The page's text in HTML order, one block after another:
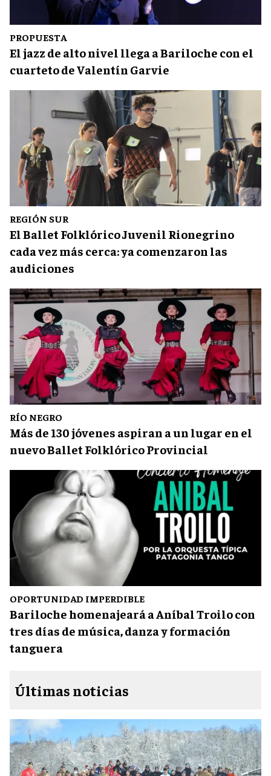
PROPUESTA
El jazz de alto nivel llega a Bariloche con el
cuarteto de Valentín Garvie
REGIÓN SUR
El Ballet Folklórico Juvenil Rionegrino
cada vez más cerca: ya comenzaron las
audiciones
RÍO NEGRO
Más de 130 jóvenes aspiran a un lugar en el
nuevo Ballet Folklórico Provincial
OPORTUNIDAD IMPERDIBLE
Bariloche homenajeará a Aníbal Troilo con
tres días de música, danza y formación
tanguera
Últimas noticias